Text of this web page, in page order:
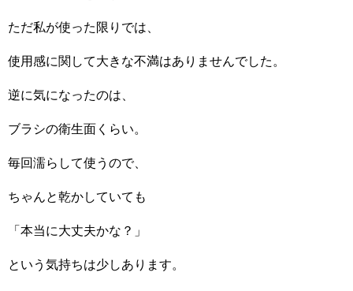
ただ私が使った限りでは、
使用感に関して大きな不満はありませんでした。
逆に気になったのは、
ブラシの衛生面くらい。
毎回濡らして使うので、
ちゃんと乾かしていても
「本当に大丈夫かな？」
という気持ちは少しあります。